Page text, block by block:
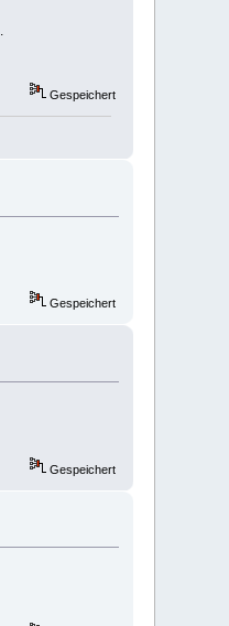
Gespeichert
Gespeichert
Gespeichert